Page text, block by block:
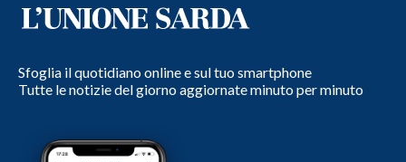
Sfoglia il quotidiano online e sul tuo smartphone
Tutte le notizie del giorno aggiornate minuto per minuto